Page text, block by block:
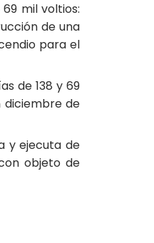
mil voltios:
de una
para el
de 138 y 69
diciembre de
y ejecuta de
objeto de